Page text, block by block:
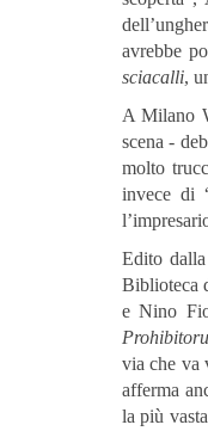
avrebbe
sciacalli,
A Milano
scena -
molto
invece di
Edito
Biblioteca
e Nino
via che va
afferma
la più